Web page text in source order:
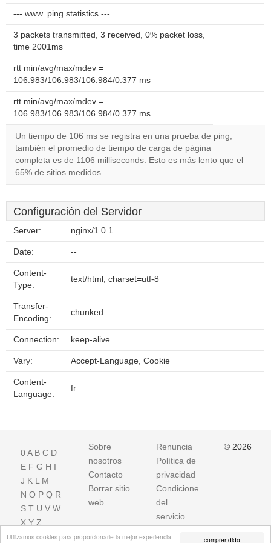
comprendido
Utilizamos cookies para proporcionarle la mejor experiencia
--- www. ping statistics ---
3 packets transmitted, 3 received, 0% packet loss,
time 2001ms
rtt min/avg/max/mdev =
106.983/106.983/106.984/0.377 ms
rtt min/avg/max/mdev =
106.983/106.983/106.984/0.377 ms
Un tiempo de 106 ms se registra en una prueba de ping,
también el promedio de tiempo de carga de página
completa es de 1106 milliseconds. Esto es más lento que el
65% de sitios medidos.
Configuración del Servidor
Server: nginx/1.0.1
Date: --
Content-
Type:
text/html; charset=utf-8
Transfer-
Encoding:
chunked
Connection: keep-alive
Vary: Accept-Language, Cookie
Content-
Language:
fr
0A B C D
E F G H I
J K L M
N O P Q R
S T U V W
X Y Z
Sobre
nosotros
Contacto
Borrar sitio
web
Renuncia
Política de
privacidad
Condiciones
del
servicio
© 2026